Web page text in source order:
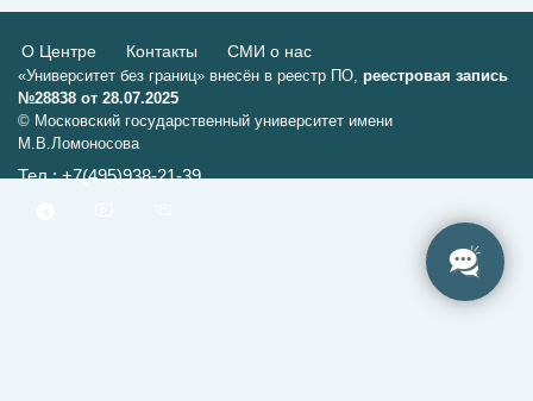
О Центре Контакты СМИ о нас
«Университет без границ» внесён в реестр ПО, реестровая запись
№28838 от 28.07.2025
© Московский государственный университет имени
М.В.Ломоносова
Тел.: +7(495)938-21-39